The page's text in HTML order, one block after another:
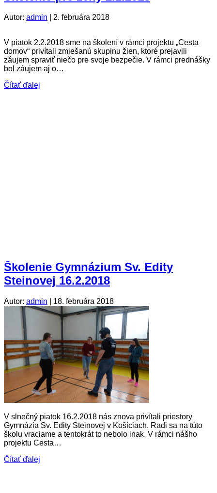
Autor: admin 2. februára 2018
V piatok 2.2.2018 sme na školení v rámci projektu „Cesta
domov“ privítali zmiešanú skupinu žien, ktoré prejavili
záujem spraviť niečo pre svoje bezpečie. V rámci prednášky
bol záujem aj o…
Čítať ďalej
Školenie Gymnázium Sv. Edity
Steinovej 16.2.2018
Autor: admin 18. februára 2018
V slnečný piatok 16.2.2018 nás znova privítali priestory
Gymnázia Sv. Edity Steinovej v Košiciach. Radi sa na túto
školu vraciame a tentokrát to nebolo inak. V rámci nášho
projektu Cesta…
Čítať ďalej